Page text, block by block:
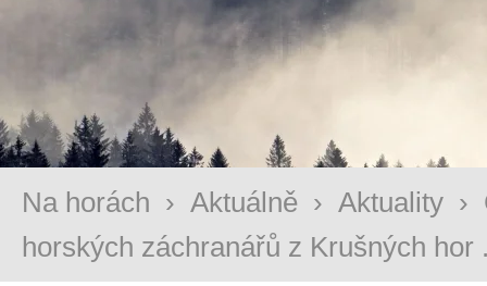
Na horách › Aktuálně › Aktuality ›
horských záchranářů z Krušných hor